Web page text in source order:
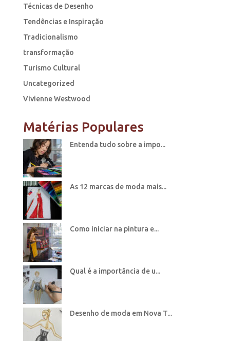
Técnicas de Desenho
Tendências e Inspiração
Tradicionalismo
transformação
Turismo Cultural
Uncategorized
Vivienne Westwood
Matérias Populares
Entenda tudo sobre a impo...
As 12 marcas de moda mais...
Como iniciar na pintura e...
Qual é a importância de u...
Desenho de moda em Nova T...